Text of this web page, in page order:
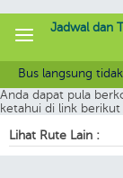
Jadwal dan
Bus langsung
Maaf rute yang
melengkapi informasi
Anda dapat pula
ketahui di link berikut
Lihat Rute Lain :